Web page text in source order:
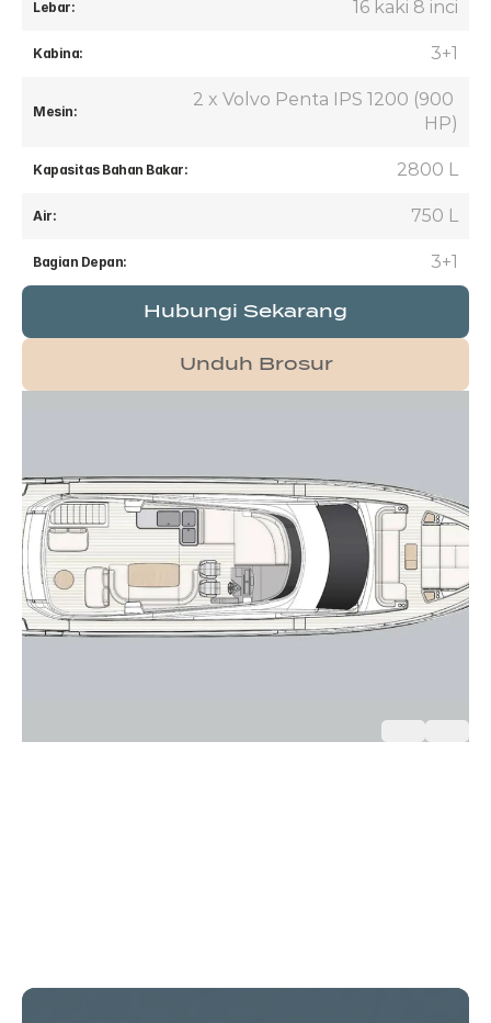
Lebar: 16 kaki 8 inci
Kabina: 3+1
Mesin:
2 x Volvo Penta IPS 1200 (900
HP)
Kapasitas Bahan Bakar: 2800 L
Air: 750 L
Bagian Depan: 3+1
Hubungi Sekarang
Unduh Brosur